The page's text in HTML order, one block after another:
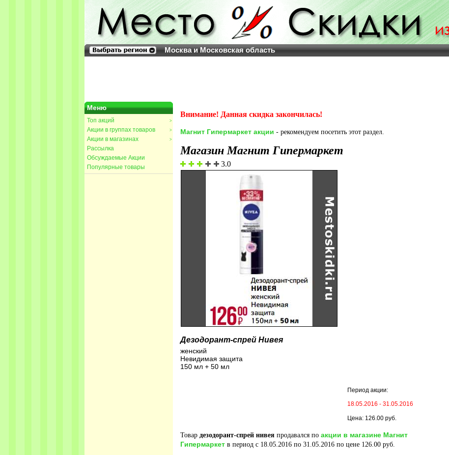
Москва и Московская область
Меню
>
Топ акций
>
Акции в группах товаров
>
Акции в магазинах
Рассылка
Обсуждаемые Акции
Популярные товары
Внимание! Данная скидка закончилась!
Магнит Гипермаркет акции - рекомендуем посетить этот раздел.
Магазин Магнит Гипермаркет
3.0
Дезодорант-спрей Нивея
женский
Невидимая защита
150 мл + 50 мл
Период акции:
18.05.2016 - 31.05.2016
Цена: 126.00 руб.
Товар дезодорант-спрей нивея продавался по акции в магазине Магнит
Гипермаркет в период с 18.05.2016 по 31.05.2016 по цене 126.00 руб.